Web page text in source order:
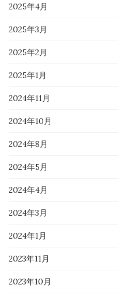
2025年4月
2025年3月
2025年2月
2025年1月
2024年11月
2024年10月
2024年8月
2024年5月
2024年4月
2024年3月
2024年1月
2023年11月
2023年10月